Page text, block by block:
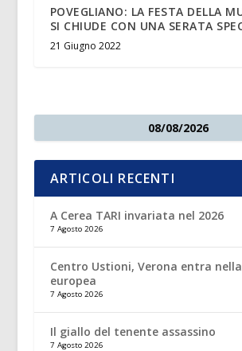
POVEGLIANO: LA FESTA DELLA
SI CHIUDE CON UNA SERATA
21 Giugno 2022
08/08/2026
ARTICOLI RECENTI
A Cerea TARI invariata nel 2026
7 Agosto 2026
Centro Ustioni, Verona entra
europea
7 Agosto 2026
Il giallo del tenente assassino
7 Agosto 2026